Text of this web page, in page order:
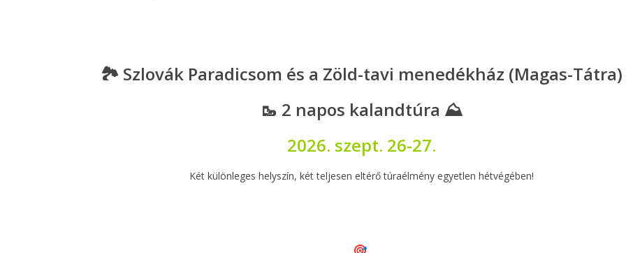
🏞️ Szlovák Paradicsom és a Zöld-tavi menedékház (Magas-Tátra)
🥾 2 napos kalandtúra ⛰️
2026. szept. 26-27.
Két különleges helyszín, két teljesen eltérő túraélmény egyetlen hétvégében!